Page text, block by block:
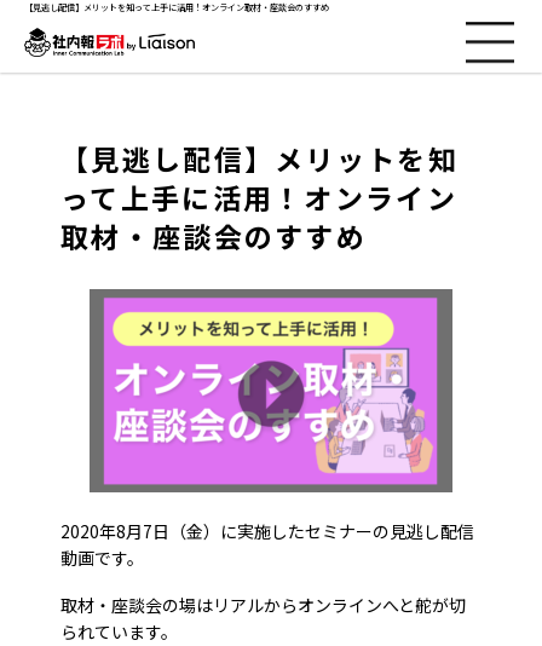
セミナー情報
資料コーナー
動画コーナー
支援実績
トレンド用語集
社長ブログ
【見逃し配信】メリットを知って上手に活用！オンライン取材・座談会のすすめ
【見逃し配信】メリットを知
って上手に活用！オンライン
取材・座談会のすすめ
2020年8月7日（金）に実施したセミナーの見逃し配信
動画です。
取材・座談会の場はリアルからオンラインへと舵が切
られています。